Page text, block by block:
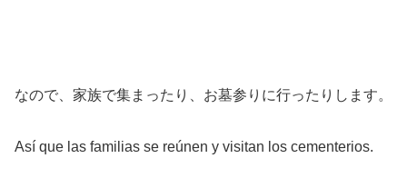
なので、家族で集まったり、お墓参りに行ったりします。
Así que las familias se reúnen y visitan los cementerios.